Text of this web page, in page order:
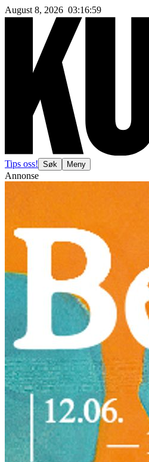
August 8, 2026 03:17:01
Tips oss! Søk Meny
Annonse